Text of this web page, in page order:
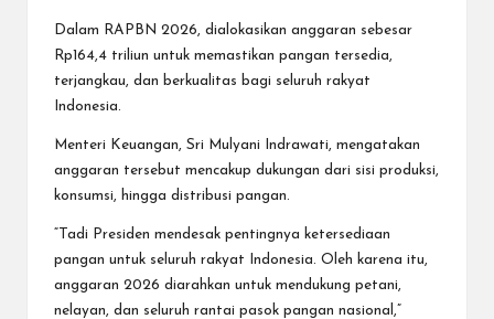
Dalam RAPBN 2026, dialokasikan anggaran sebesar
Rp164,4 triliun untuk memastikan pangan tersedia,
terjangkau, dan berkualitas bagi seluruh rakyat
Indonesia.
Menteri Keuangan, Sri Mulyani Indrawati, mengatakan
anggaran tersebut mencakup dukungan dari sisi produksi,
konsumsi, hingga distribusi pangan.
“Tadi Presiden mendesak pentingnya ketersediaan
pangan untuk seluruh rakyat Indonesia. Oleh karena itu,
anggaran 2026 diarahkan untuk mendukung petani,
nelayan, dan seluruh rantai pasok pangan nasional,”